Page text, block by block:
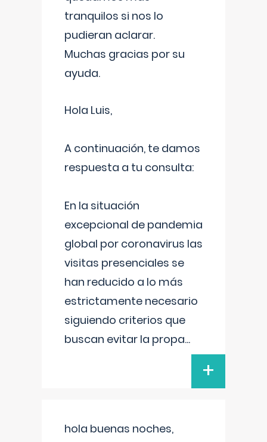
tranquilos si nos lo
pudieran aclarar.
Muchas gracias por su
ayuda.
Hola Luis,
A continuación, te damos
respuesta a tu consulta:
En la situación
excepcional de pandemia
global por coronavirus las
visitas presenciales se
han reducido a lo más
estrictamente necesario
siguiendo criterios que
buscan evitar la propa...
+
hola buenas noches,